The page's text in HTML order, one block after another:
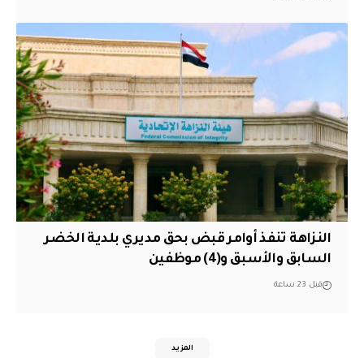
النزاهة تنفذ أوامر قبض بحق مديري بلدية الخضر
السابق والأسبق و(4) موظفين
قبل 23 ساعة
المزيد